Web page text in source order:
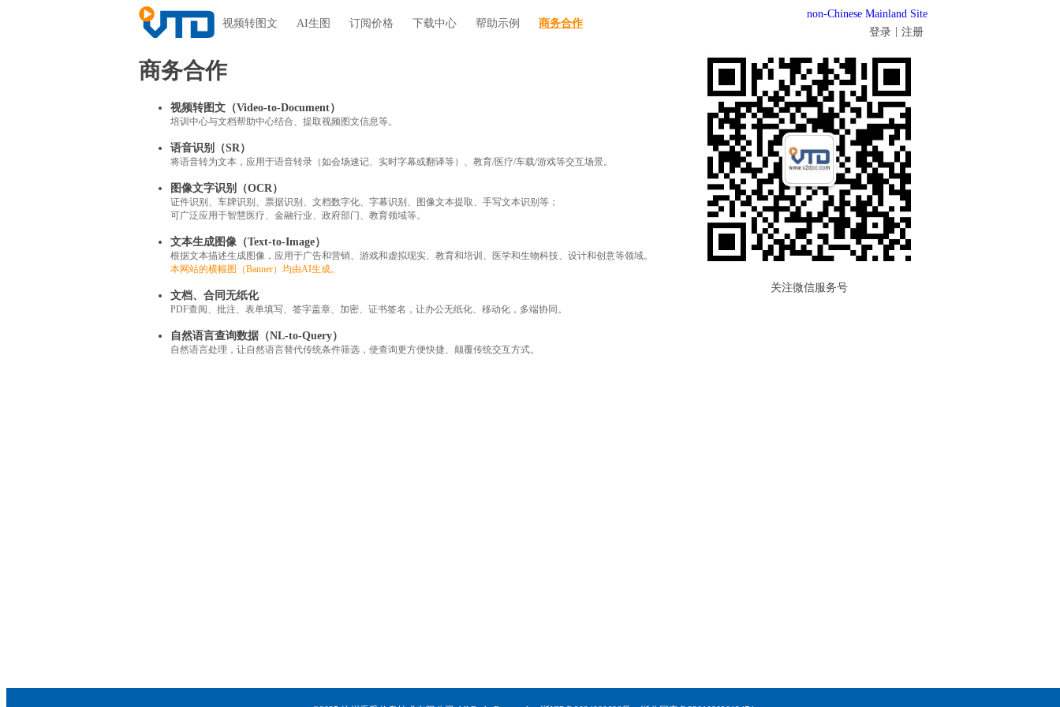
视频转图文 AI生图 订阅价格 下载中心 帮助示例 商务合作
non-Chinese Mainland Site
登录
注册
商务合作
视频转图文（Video-to-Document）
培训中心与文档帮助中心结合、提取视频图文信息等。
语音识别（SR）
将语音转为文本，应用于语音转录（如会场速记、实时字幕或翻译等）、教育/医疗/车载/游戏等交互场景。
图像文字识别（OCR）
证件识别、车牌识别、票据识别、文档数字化、字幕识别、图像文本提取、手写文本识别等；
可广泛应用于智慧医疗、金融行业、政府部门、教育领域等。
文本生成图像（Text-to-Image）
根据文本描述生成图像，应用于广告和营销、游戏和虚拟现实、教育和培训、医学和生物科技、设计和创意等领域。
本网站的横幅图（Banner）均由AI生成。
文档、合同无纸化
PDF查阅、批注、表单填写、签字盖章、加密、证书签名，让办公无纸化、移动化，多端协同。
自然语言查询数据（NL-to-Query）
自然语言处理，让自然语言替代传统条件筛选，使查询更方便快捷、颠覆传统交互方式。
关注微信服务号